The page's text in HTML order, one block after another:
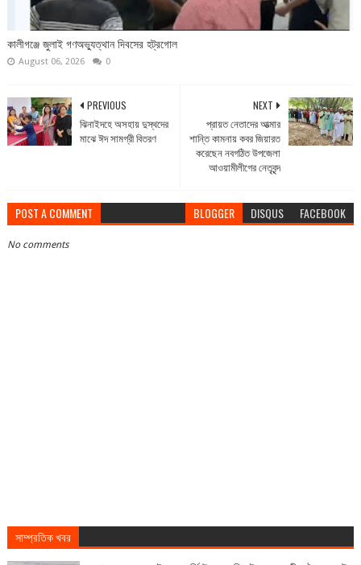
কালীগঞ্জে জুলাই গণঅভ্যুত্থান দিবসের হট্রগোল
August 06, 2026 0
NEXT
প্রায়ত নেতাদের আত্মার
শান্তি কামনায় কবর জিয়ারত
করেছেন নবগঠিত উপজেলা
আওয়ামীলীগের নেতৃবৃন্দ
PREVIOUS
ঝিনাইদহে অসহায় দুস্থদের
মাঝে ঈদ সামগ্রী বিতরণ
POST A COMMENT BLOGGER DISQUS FACEBOOK
No comments
সাম্প্রতিক খবর